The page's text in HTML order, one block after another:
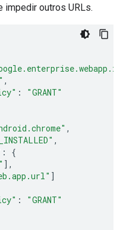
impedir outros URLs.
,
:
"GRANT"
,
,
:
{
],
]
:
"GRANT"